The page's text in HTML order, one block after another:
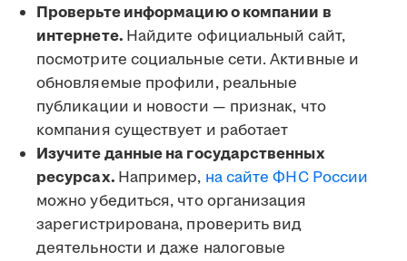
Проверьте информацию о компании в
интернете. Найдите официальный сайт,
посмотрите социальные сети. Активные и
обновляемые профили, реальные
публикации и новости — признак, что
компания существует и работает
Изучите данные на государственных
ресурсах. Например, на сайте ФНС России
можно убедиться, что организация
зарегистрирована, проверить вид
деятельности и даже налоговые